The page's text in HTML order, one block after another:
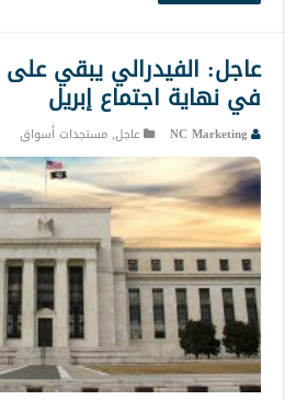
عاجل: الفيدرالي يبقي على
في نهاية اجتماع إبريل
NC Marketing عاجل,مستجدات أسواق